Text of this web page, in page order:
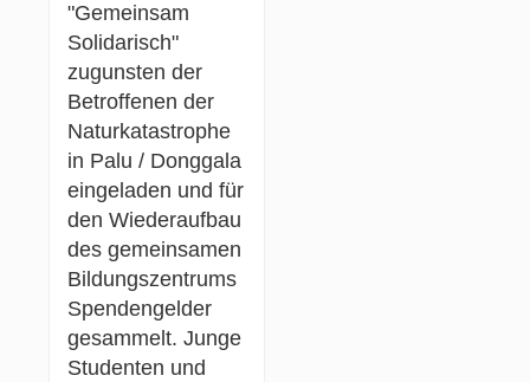
"Gemeinsam
Solidarisch"
zugunsten der
Betroffenen der
Naturkatastrophe
in Palu / Donggala
eingeladen und für
den Wiederaufbau
des gemeinsamen
Bildungszentrums
Spendengelder
gesammelt. Junge
Studenten und